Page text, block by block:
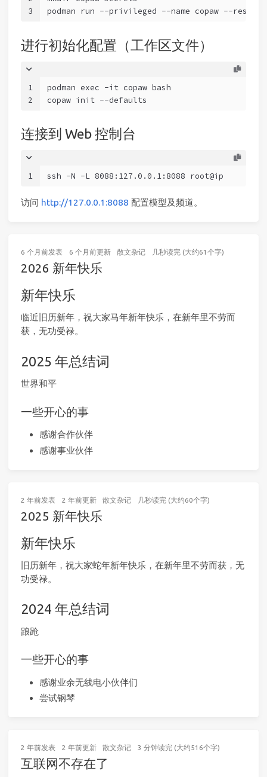
3
podman run --privileged --name copaw --
进行初始化配置（工作区文件）
1
2
podman exec -it copaw bash
copaw init --defaults
连接到 Web 控制台
1 ssh -N -L 8088:127.0.0.1:8088 root@ip
访问 http://127.0.0.1:8088 配置模型及频道。
6 个月前发表 6 个月前更新 散文杂记 几秒读完 (大约61个字)
2026 新年快乐
新年快乐
临近旧历新年，祝大家马年新年快乐，在新年里不劳而
获，无功受禄。
2025 年总结词
世界和平
一些开心的事
感谢合作伙伴
感谢事业伙伴
2 年前发表 2 年前更新 散文杂记 几秒读完 (大约60个字)
2025 新年快乐
新年快乐
旧历新年，祝大家蛇年新年快乐，在新年里不劳而获，无
功受禄。
2024 年总结词
踉跄
一些开心的事
感谢业余无线电小伙伴们
尝试钢琴
2 年前发表 2 年前更新 散文杂记 3 分钟读完 (大约516个字)
互联网不存在了